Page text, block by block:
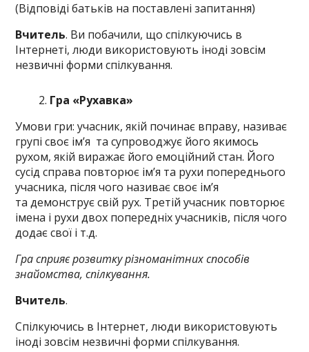
(Відповіді батьків на поставлені запитання)
Вчитель. Ви побачили, що спілкуючись в
Інтернеті, люди використовують іноді зовсім
незвичні форми спілкування.
Гра «Рухавка»
Умови гри: учасник, якій починає вправу, називає
групі своє ім’я та супроводжує його якимось
рухом, якій виражає його емоційний стан. Його
сусід справа повторює ім’я та рухи попереднього
учасника, після чого називає своє ім’я
та демонструє свій рух. Третій учасник повторює
імена і рухи двох попередніх учасників, після чого
додає свої і т.д.
Гра сприяє розвитку різноманітних способів
знайомства, спілкування.
Вчитель.
Спілкуючись в Інтернет, люди використовують
іноді зовсім незвичні форми спілкування.